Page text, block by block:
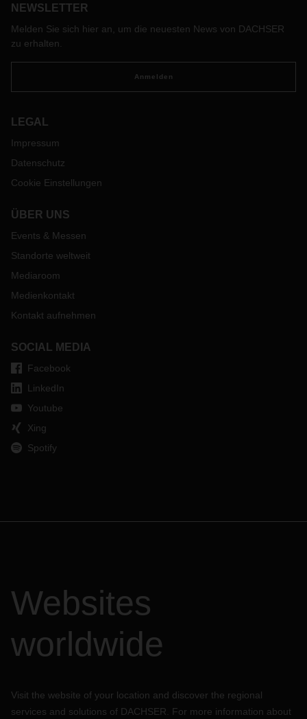
Schwerlasttransport durch den brasilianischen Bundesstaat
schließlich wieder der Lkw bis zur Produktionsstätte in
Zentralmexiko übernahm.
NEWSLETTER
Melden Sie sich hier an, um die neuesten News von DACHSER
zu erhalten.
Anmelden
LEGAL
Impressum
Datenschutz
Cookie Einstellungen
ÜBER UNS
Events & Messen
Standorte weltweit
Mediaroom
Medienkontakt
Kontakt aufnehmen
SOCIAL MEDIA
Facebook
LinkedIn
Youtube
Xing
Spotify
Websites
worldwide
Visit the website of your location and discover the regional
services and solutions of DACHSER. For more information about